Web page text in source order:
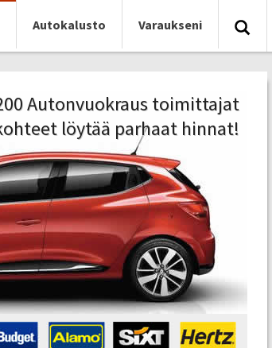
Autokalusto Varaukseni
Autonvuokraus toimittajat
löytää parhaat hinnat!